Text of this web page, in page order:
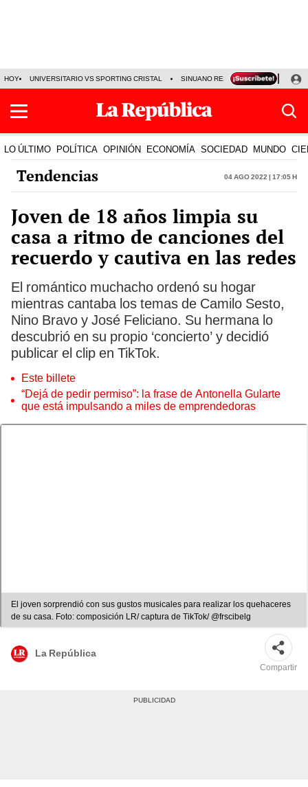
HOY UNIVERSITARIO VS SPORTING CRISTAL SINUANO RESULTADOS HOY
LO ÚLTIMO POLÍTICA OPINIÓN ECONOMÍA SOCIEDAD MUNDO
Tendencias 04 Ago 2022 | 17:05 h
Joven de 18 años limpia su
casa a ritmo de canciones del
recuerdo y cautiva en las redes
El romántico muchacho ordenó su hogar
mientras cantaba los temas de Camilo Sesto,
Nino Bravo y José Feliciano. Su hermana lo
descubrió en su propio ‘concierto’ y decidió
publicar el clip en TikTok.
Este billete
“Dejá de pedir permiso”: la frase de Antonella Gularte
que está impulsando a miles de emprendedoras
El joven sorprendió con sus gustos musicales para realizar los quehaceres
de su casa. Foto: composición LR/ captura de TikTok/ @frscibelg
La República
Compartir